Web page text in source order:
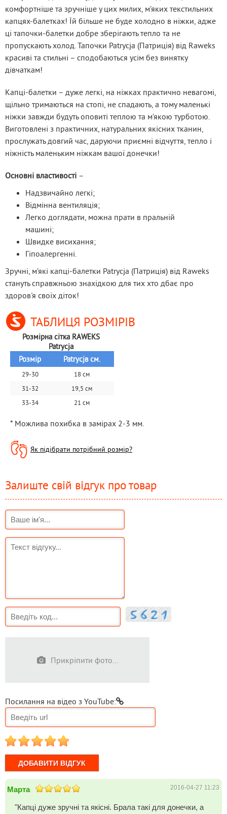
комфортніше та зручніше у цих милих, м’яких текстильних
капцях-балетках! Їй більше не буде холодно в ніжки, адже
ці тапочки-балетки добре зберігають тепло та не
пропускають холод. Тапочки Patrycja (Патриція) від Raweks
красиві та стильні – сподобаються усім без винятку
дівчаткам!
Капці-балетки – дуже легкі, на ніжках практично невагомі,
щільно тримаються на стопі, не спадають, а тому маленькі
ніжки завжди будуть оповиті теплою та м’якою турботою.
Виготовлені з практичних, натуральних якісних тканин,
прослужать довгий час, даруючи приємні відчуття, тепло і
ніжність маленьким ніжкам вашої донечки!
Основні властивості –
Надзвичайно легкі;
Відмінна вентиляція;
Легко доглядати, можна прати в пральній
машині;
Швидке висихання;
Гіпоалергенні.
Зручні, м’які капці-балетки Patrycja (Патриція) від Raweks
стануть справжньою знахідкою для тих хто дбає про
здоров'я своїх діток!
ТАБЛИЦЯ РОЗМІРІВ
Розмірна сітка RAWEKS
Patrycja
Розмір
Patrycjв см.
29-30
18 см
31-32
19,5 см
33-34
21 см
* Можлива похибка в замірах 2-3 мм.
Як підібрати потрібний розмір?
Залиште свій відгук про товар
Прикріпити фото...
Посилання на відео з YouTube:
1 2 3 4 5
Марта 2016-04-27 11:23
"Капці дуже зручні та якісні. Брала такі для донечки, а